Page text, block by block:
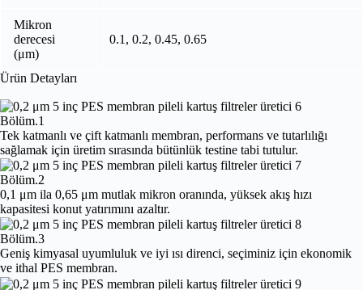
Mikron
derecesi
(μm)
0.1, 0.2, 0.45, 0.65
Ürün Detayları
Bölüm.1
Tek katmanlı ve çift katmanlı membran, performans ve tutarlılığı
sağlamak için üretim sırasında bütünlük testine tabi tutulur.
Bölüm.2
0,1 μm ila 0,65 μm mutlak mikron oranında, yüksek akış hızı
kapasitesi konut yatırımını azaltır.
Bölüm.3
Geniş kimyasal uyumluluk ve iyi ısı direnci, seçiminiz için ekonomik
ve ithal PES membran.